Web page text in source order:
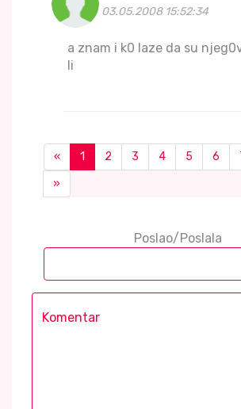
03.05.2008 15:52:34
a znam i k0 laze da su
li
« 1 2 3 4 5 6
»
Poslao/Poslala